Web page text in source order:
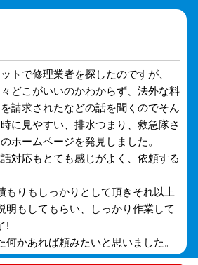
トで修理業者を探したのですが、
どこがいいのかわからず、法外な料
請求されたなどの話を聞くのでそん
に見やすい、排水つまり、救急隊さ
ホームページを発見しました。
対応もとても感じがよく、依頼する
もりもしっかりとして頂きそれ以上
明もしてもらい、しっかり作業して
!
かあれば頼みたいと思いました。